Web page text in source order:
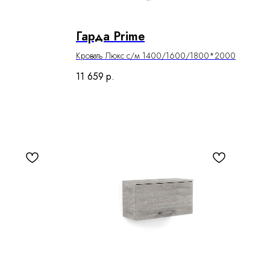
Гарда Prime
Кровать Люкс с/м 1400/1600/1800*2000
11 659 р.